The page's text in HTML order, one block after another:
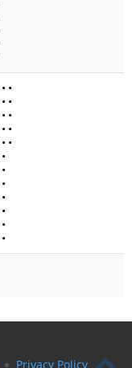
• •
• •
• •
• •
• •
•
•
•
•
•
•
•
Privacy Policy